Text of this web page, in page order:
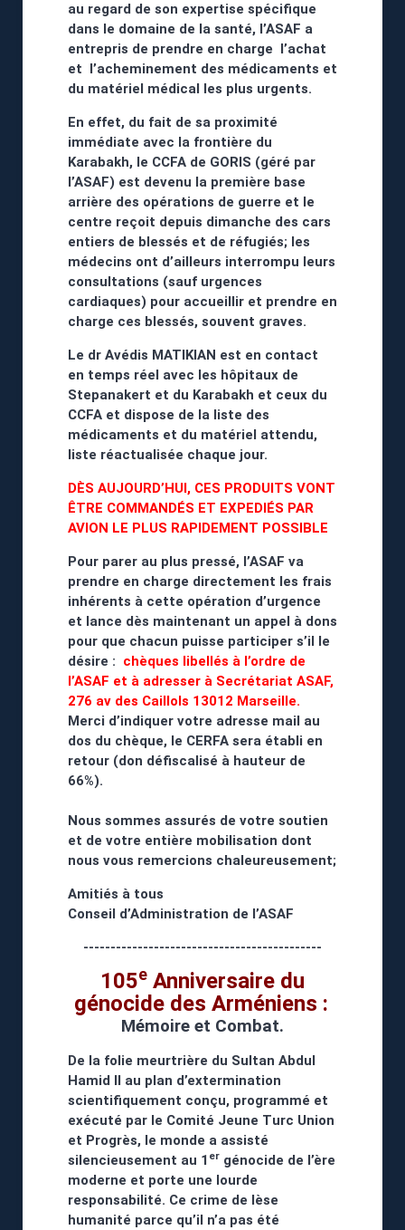
au regard de son expertise spécifique
dans le domaine de la santé, l’ASAF a
entrepris de prendre en charge l’achat
et l’acheminement des médicaments et
du matériel médical les plus urgents.
En effet, du fait de sa proximité
immédiate avec la frontière du
Karabakh, le CCFA de GORIS (géré par
l’ASAF) est devenu la première base
arrière des opérations de guerre et le
centre reçoit depuis dimanche des cars
entiers de blessés et de réfugiés; les
médecins ont d’ailleurs interrompu leurs
consultations (sauf urgences
cardiaques) pour accueillir et prendre en
charge ces blessés, souvent graves.
Le dr Avédis MATIKIAN est en contact
en temps réel avec les hôpitaux de
Stepanakert et du Karabakh et ceux du
CCFA et dispose de la liste des
médicaments et du matériel attendu,
liste réactualisée chaque jour.
DÈS AUJOURD’HUI, CES PRODUITS VONT
ÊTRE COMMANDÉS ET EXPEDIÉS PAR
AVION LE PLUS RAPIDEMENT POSSIBLE
Pour parer au plus pressé, l’ASAF va
prendre en charge directement les frais
inhérents à cette opération d’urgence
et lance dès maintenant un appel à dons
pour que chacun puisse participer s’il le
désire : chèques libellés à l’ordre de
l’ASAF et à adresser à Secrétariat ASAF,
276 av des Caillols 13012 Marseille.
Merci d’indiquer votre adresse mail au
dos du chèque, le CERFA sera établi en
retour (don défiscalisé à hauteur de
66%).
Nous sommes assurés de votre soutien
et de votre entière mobilisation dont
nous vous remercions chaleureusement;
Amitiés à tous
Conseil d’Administration de l’ASAF
--------------------------------------------
105e Anniversaire du
génocide des Arméniens :
Mémoire et Combat.
De la folie meurtrière du Sultan Abdul
Hamid ll au plan d’extermination
scientifiquement conçu, programmé et
exécuté par le Comité Jeune Turc Union
et Progrès, le monde a assisté
silencieusement au 1 er génocide de l’ère
moderne et porte une lourde
responsabilité. Ce crime de lèse
humanité parce qu’il n’a pas été